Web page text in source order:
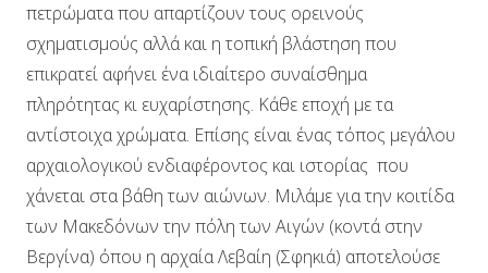
πετρώματα που απαρτίζουν τους ορεινούς
σχηματισμούς αλλά και η τοπική βλάστηση που
επικρατεί αφήνει ένα ιδιαίτερο συναίσθημα
πληρότητας κι ευχαρίστησης. Κάθε εποχή με τα
αντίστοιχα χρώματα. Επίσης είναι ένας τόπος μεγάλου
αρχαιολογικού ενδιαφέροντος και ιστορίας που
χάνεται στα βάθη των αιώνων. Μιλάμε για την κοιτίδα
των Μακεδόνων την πόλη των Αιγών (κοντά στην
Βεργίνα) όπου η αρχαία Λεβαίη (Σφηκιά) αποτελούσε